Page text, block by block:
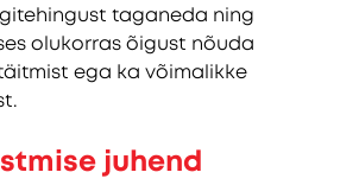
taganeda ning
olukorras õigust nõuda
ega ka võimalikke
juhend